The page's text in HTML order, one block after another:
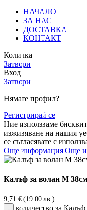
НАЧАЛО
ЗА НАС
ДОСТАВКА
КОНТАКТ
Количка
Затвори
Вход
Затвори
Нямате профил?
Регистрирай се
Ние използваме
изживяване на нашия
се съгласявате с
Още информация Още
Калъф за волан М
9,71 € (19.00 лв.)
количество за